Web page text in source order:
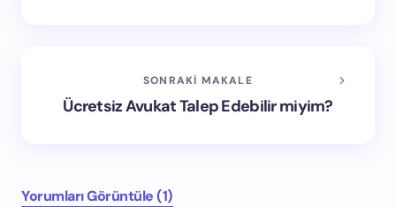
SONRAKI MAKALE
Ücretsiz Avukat Talep Edebilir miyim?
Yorumları Görüntüle (1)